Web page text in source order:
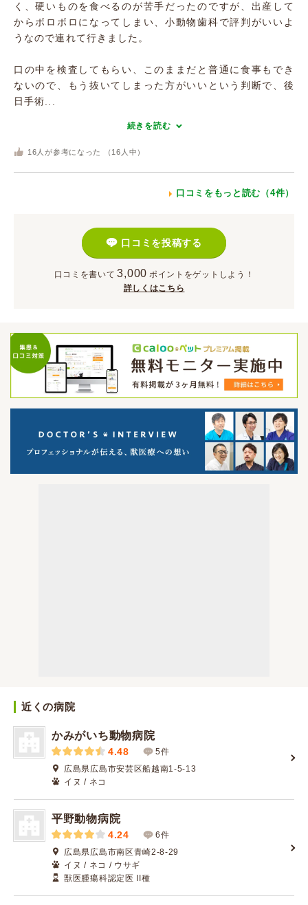
く、硬いものを食べるのが苦手だったのですが、出産して
からボロボロになってしまい、小動物歯科で評判がいいよ
うなので連れて行きました。
口の中を検査してもらい、このままだと普通に食事もでき
ないので、もう抜いてしまった方がいいという判断で、後
日手術...
続きを読む
16 人が参考になった （ 16 人中）
口コミをもっと読む（4件）
口コミを投稿する
口コミを書いて 3,000 ポイント をゲットしよう！
詳しくはこちら
近くの病院
かみがいち動物病院
4.48
5件
広島県広島市安芸区船越南1-5-13
イヌ / ネコ
平野動物病院
4.24
6件
広島県広島市南区青崎2-8-29
イヌ / ネコ / ウサギ
獣医腫瘍科認定医 II種